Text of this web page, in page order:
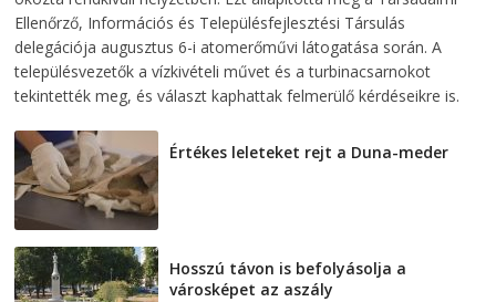
Ellenőrző, Információs és Településfejlesztési Társulás
delegációja augusztus 6-i atomerőművi látogatása során. A
településvezetők a vízkivételi művet és a turbinacsarnokot
tekintették meg, és választ kaphattak felmerülő kérdéseikre is.
Értékes leleteket rejt a Duna-meder
Hosszú távon is befolyásolja a
városképet az aszály